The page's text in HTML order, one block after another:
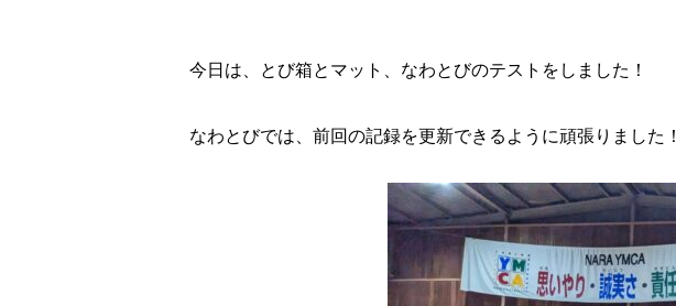
今日は、とび箱とマット、なわとびのテストをしました！
なわとびでは、前回の記録を更新できるように頑張りました！